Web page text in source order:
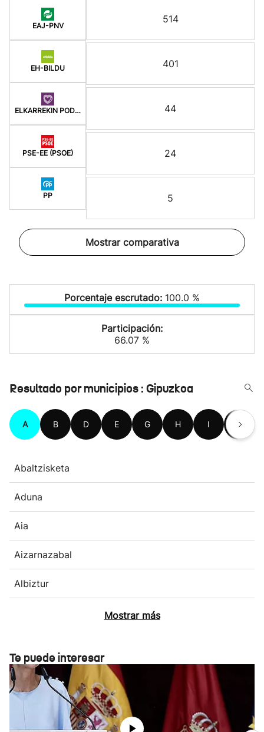
EAJ-PNV
EH-BILDU
ELKARREKIN PODEMOS
PSE-EE (PSOE)
PP
514
401
44
24
5
Mostrar comparativa
Porcentaje escrutado: 100.0 %
Participación:
66.07 %
Resultado por municipios : Gipuzkoa
A B D E G H I L
Abaltzisketa
Aduna
Aia
Aizarnazabal
Albiztur
Mostrar más
Te puede interesar